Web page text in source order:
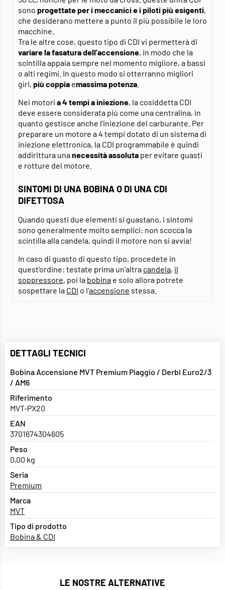
sono progettate per i meccanici e i piloti più esigenti,
che desiderano mettere a punto il più possibile le loro
macchine.
Tra le altre cose, questo tipo di CDI vi permetterà di
variare la fasatura dell'accensione, in modo che la
scintilla appaia sempre nel momento migliore, a bassi
o alti regimi. In questo modo si otterranno migliori
giri, più coppia emassima potenza
Nei motori a 4 tempi a iniezione, la cosiddetta CDI
deve essere considerata più come una centralina, in
quanto gestisce anche l'iniezione del carburante. Per
preparare un motore a 4 tempi dotato di un sistema di
iniezione elettronica, la CDI programmabile è quindi
addirittura unanecessità assoluta per evitare guasti
e rotture del motore.
SINTOMI DI UNA BOBINA O DI UNA CDI
DIFETTOSA
Quando questi due elementi si guastano, i sintomi
sono generalmente molto semplici: non scocca la
scintilla alla candela, quindi il motore non si avvia!
In caso di guasto di questo tipo, procedete in
quest'ordine: testate prima un'altra candela, il
soppressore, poi la bobina e solo allora potrete
sospettare la CDI o l'accensione stessa.
DETTAGLI TECNICI
Bobina Accensione MVT Premium Piaggio / Derbi Euro2/3
/ AM6
Riferimento
MVT-PX20
EAN
3701674304605
Peso
0,00 kg
Seria
Premium
Marca
MVT
Tipo di prodotto
Bobina & CDI
LE NOSTRE ALTERNATIVE